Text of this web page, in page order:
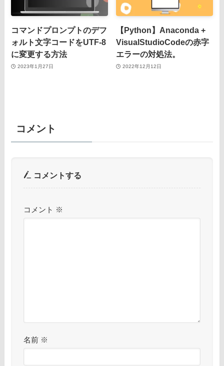
コマンドプロンプトのデフ
ォルト文字コードをUTF-8
に変更する方法
2023年1月27日
【Python】Anaconda +
VisualStudioCodeの赤字
エラーの対処法。
2022年12月12日
コメント
コメントする
コメント ※
名前 ※